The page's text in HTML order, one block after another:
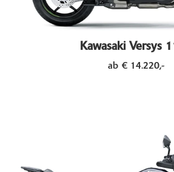
Kawasaki Versys
ab € 14.220,-